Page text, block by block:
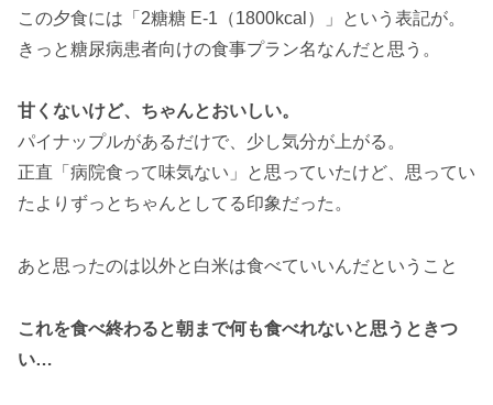
この夕食には「2糖糖 E-1（1800kcal）」という表記が。
きっと糖尿病患者向けの食事プラン名なんだと思う。
甘くないけど、ちゃんとおいしい。
パイナップルがあるだけで、少し気分が上がる。
正直「病院食って味気ない」と思っていたけど、思ってい
たよりずっとちゃんとしてる印象だった。
あと思ったのは以外と白米は食べていいんだということ
これを食べ終わると朝まで何も食べれないと思うときつ
い…